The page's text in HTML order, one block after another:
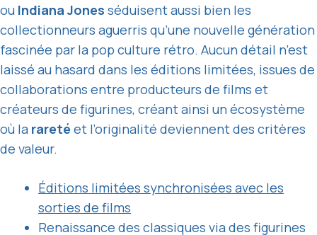
ou Indiana Jones séduisent aussi bien les
collectionneurs aguerris qu’une nouvelle génération
fascinée par la pop culture rétro. Aucun détail n’est
laissé au hasard dans les éditions limitées, issues de
collaborations entre producteurs de films et
créateurs de figurines, créant ainsi un écosystème
où la rareté et l’originalité deviennent des critères
de valeur.
Éditions limitées synchronisées avec les
sorties de films
Renaissance des classiques via des figurines